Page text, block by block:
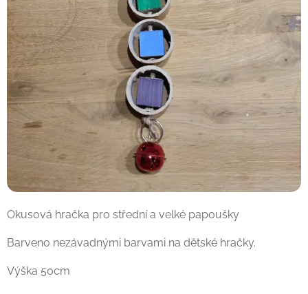
Okusová hračka pro střední a velké papoušky
Barveno nezávadnými barvami na dětské hračky.
Výška 50cm